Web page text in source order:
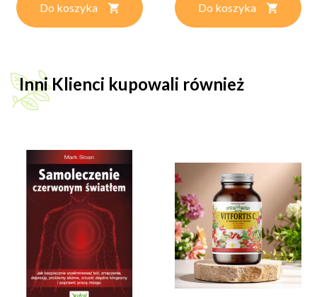
Do koszyka Do koszyka
Inni Klienci kupowali również